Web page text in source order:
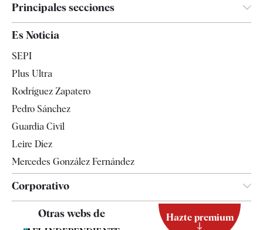
Principales secciones
España
Televisión
Es Noticia
SEPI
Plus Ultra
Rodríguez Zapatero
Pedro Sánchez
Guardia Civil
Leire Díez
Mercedes González Fernández
Corporativo
Contacto
Otras webs de Hazte premium